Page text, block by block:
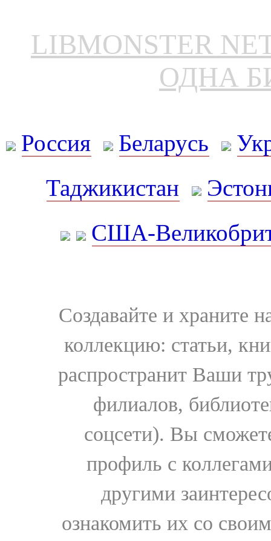
LIBMONSTER
ОДНА
Россия Беларусь
Таджикистан
США-
Создавайте и храните
коллекцию: статьи,
распространит Ваши
филиалов,
соцсети). Вы
профиль с
другими
ознакомить их со